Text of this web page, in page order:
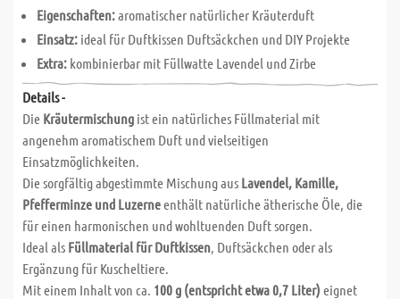
Eigenschaften:aromatischer natürlicher Kräuterduft
Einsatz: ideal für Duftkissen Duftsäckchen und DIY Projekte
Extra: kombinierbar mit Füllwatte Lavendel und Zirbe
Details -
Die Kräutermischung ist ein natürliches Füllmaterial mit
angenehm aromatischem Duft und vielseitigen
Einsatzmöglichkeiten.
Die sorgfältig abgestimmte Mischung aus Lavendel, Kamille,
Pfefferminze und Luzerneenthält natürliche ätherische Öle, die
für einen harmonischen und wohltuenden Duft sorgen.
Ideal als Füllmaterial für Duftkissen, Duftsäckchen oder als
Ergänzung für Kuscheltiere.
Mit einem Inhalt von ca. 100 g (entspricht etwa 0,7 Liter) eignet